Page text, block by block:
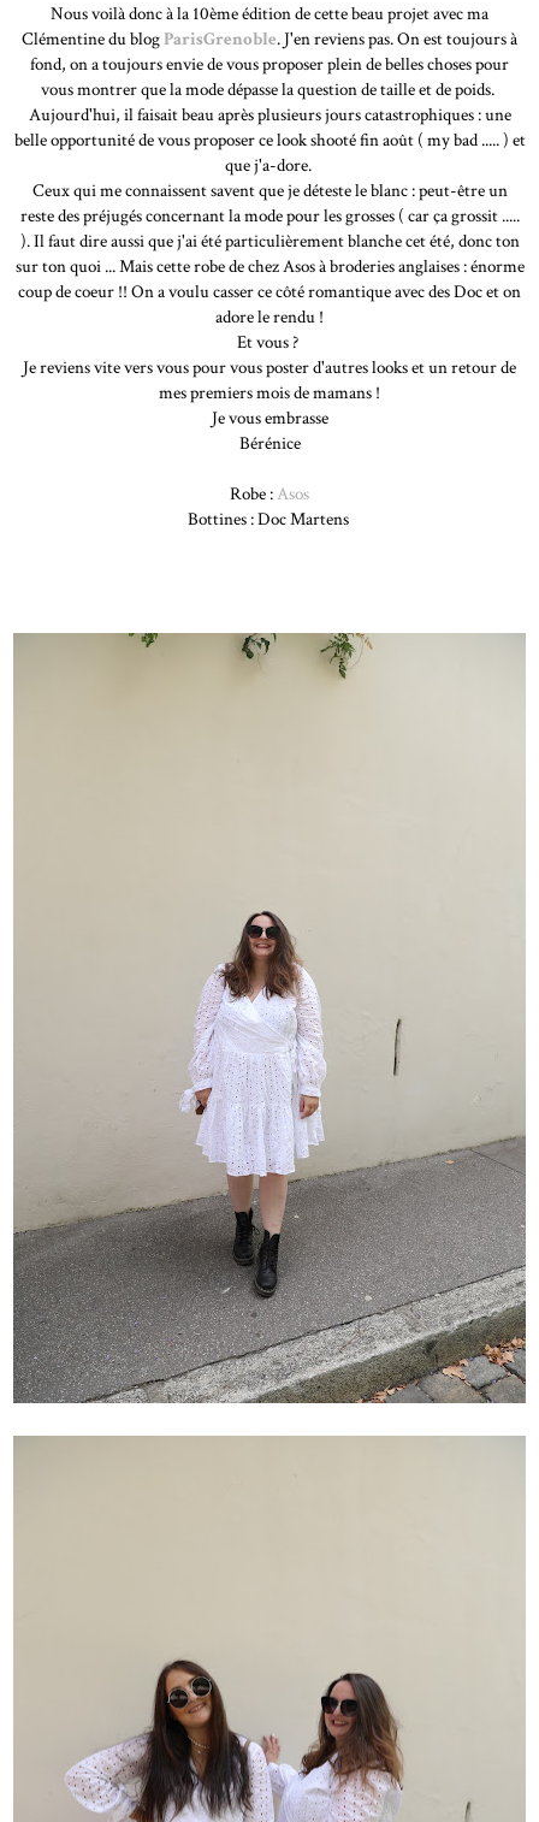
Nous voilà donc à la 10ème édition de cette beau projet avec ma
Clémentine du blogParisGrenoble. J'en reviens pas. On est toujours à
fond, on a toujours envie de vous proposer plein de belles choses pour
vous montrer que la mode dépasse la question de taille et de poids.
Aujourd'hui, il faisait beau après plusieurs jours catastrophiques : une
belle opportunité de vous proposer ce look shooté fin août ( my bad ..... ) et
que j'a-dore.
Ceux qui me connaissent savent que je déteste le blanc : peut-être un
reste des préjugés concernant la mode pour les grosses ( car ça grossit .....
). Il faut dire aussi que j'ai été particulièrement blanche cet été, donc ton
sur ton quoi ... Mais cette robe de chez Asos à broderies anglaises : énorme
coup de coeur !! On a voulu casser ce côté romantique avec des Doc et on
adore le rendu !
Et vous ?
Je reviens vite vers vous pour vous poster d'autres looks et un retour de
mes premiers mois de mamans !
Je vous embrasse
Bérénice
Robe :Asos
Bottines : Doc Martens